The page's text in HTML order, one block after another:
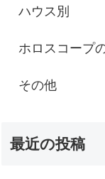
ハウス別
ホロスコープ
その他
最近の投稿